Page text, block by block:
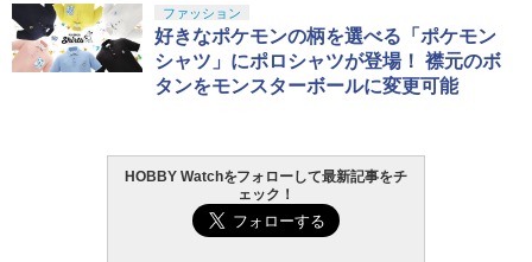
RDURA」
￥1,320
【メール便送料無料】HITCALL 超精密
研磨 トレーサー ABS BB弾 0.2g 2000発
ヒットコール 蓄光【あす楽】
￥640
￥924
TAMASHII NATIONS S.H.フィギュアー
ツ（真骨彫製法） 仮面ライダーBLACK
RX 約150mm PVC&ABS&布製 塗装済み
可動フィギュア
タカラトミー(TAKARA TOMY) T-SPAR
K トランスフォーマー ニューレジェンズ
BANDAI SPIRITS(バンダイ スピリッツ)
HG 機動新世紀ガンダムX ガンダムレオ
パルド 1/144スケール 色分け済みプラモ
デル
BANDAI SPIRITS(バンダイ スピリッツ)
機動警察パトレイバー EZY RG 1/48 AV-
東京マルイ(TOKYO MARUI) No.25 コル
ト ガバメント HG 18歳以上エアーHOP
ハンドガン
￥3,384
東京マルイ (TOKYO MARUI) ガスブロー
バックマシンガン No.14 20式 5.56mm
小銃 18歳以上 ガスブローバック
LOCTITE(ロックタイト) シールはがし
プレミアム 220ml
￥962
GSIクレオス Mr.トップコート 水性プレ
ミアムトップコートスプレー 光沢 88ml
ホビー用仕上材 B601
ファッション
好きなポケモンの柄を選べる「ポケモン
シャツ」にポロシャツが登場！ 襟元のボ
タンをモンスターボールに変更可能
HOBBY Watchをフォローして最新記事をチ
ェック！